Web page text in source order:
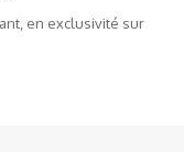
en exclusivité sur